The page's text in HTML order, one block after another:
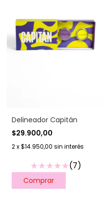
Delineador Capitán
$29.900,00
2 x$14.950,00 sin interés
(7)